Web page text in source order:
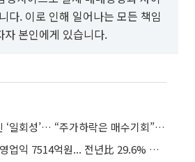
다. 이로 인해 일어나는 모든 책임
자 본인에게 있습니다.
CJ제일제당 실적부진 ‘일회성’… “주가하락은 매수기회”-현대증권
CJ제일제당, 지난해 영업익 7514억원... 전년比 29.6% 증가